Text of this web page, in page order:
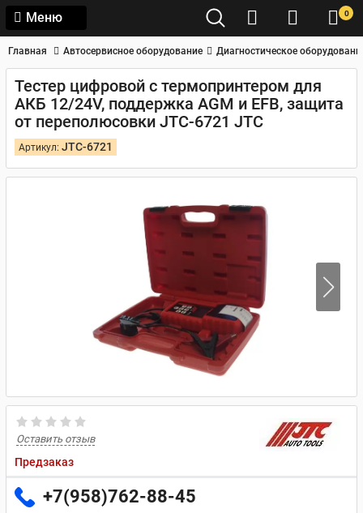
Меню 0
Главная Автосервисное оборудование Диагностическое
Тестер цифровой с термопринтером для
АКБ 12/24V, поддержка AGM и EFB, защита
от переполюсовки JTC-6721 JTC
Артикул: JTC-6721
Оставить отзыв
Предзаказ
+7(958)762-88-45